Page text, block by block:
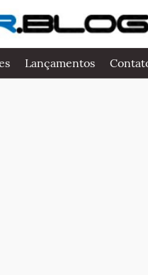
Lançamentos